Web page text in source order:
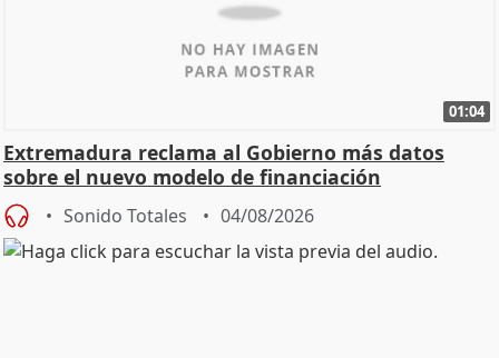
01:04
Extremadura reclama al Gobierno más datos
sobre el nuevo modelo de financiación
Sonido Totales 04/08/2026